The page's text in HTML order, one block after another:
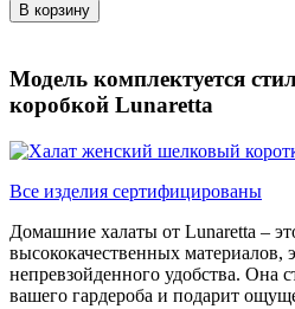
В корзину
Модель комплектуется
коробкой Lunaretta
Все изделия сертифицированы
Домашние халаты от Lunaretta –
высококачественных материалов,
непревзойденного удобства. Она
вашего гардероба и подарит